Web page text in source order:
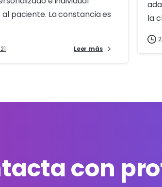
paciente. La constancia es
Leer más
la
con